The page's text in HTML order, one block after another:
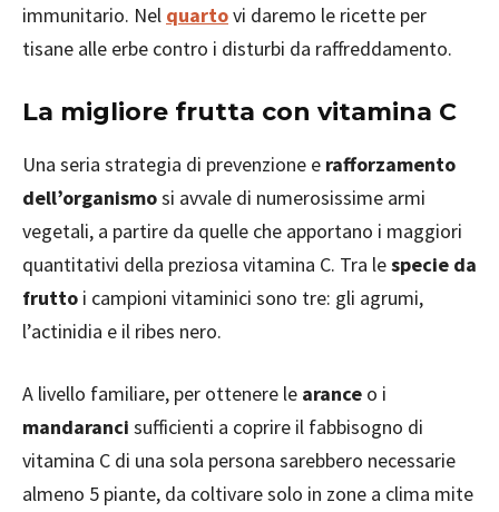
immunitario. Nel quartovi daremo le ricette per
tisane alle erbe contro i disturbi da raffreddamento.
La migliore frutta con vitamina C
Una seria strategia di prevenzione e rafforzamento
dell’organismosi avvale di numerosissime armi
vegetali, a partire da quelle che apportano i maggiori
quantitativi della preziosa vitamina C. Tra lespecie da
frutto i campioni vitaminici sono tre: gli agrumi,
l’actinidia e il ribes nero.
A livello familiare, per ottenere le arance o i
mandaranci sufficienti a coprire il fabbisogno di
vitamina C di una sola persona sarebbero necessarie
almeno 5 piante, da coltivare solo in zone a clima mite